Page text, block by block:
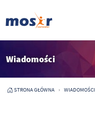
Wiadomości
STRONA GŁÓWNA WIADOMOŚCI